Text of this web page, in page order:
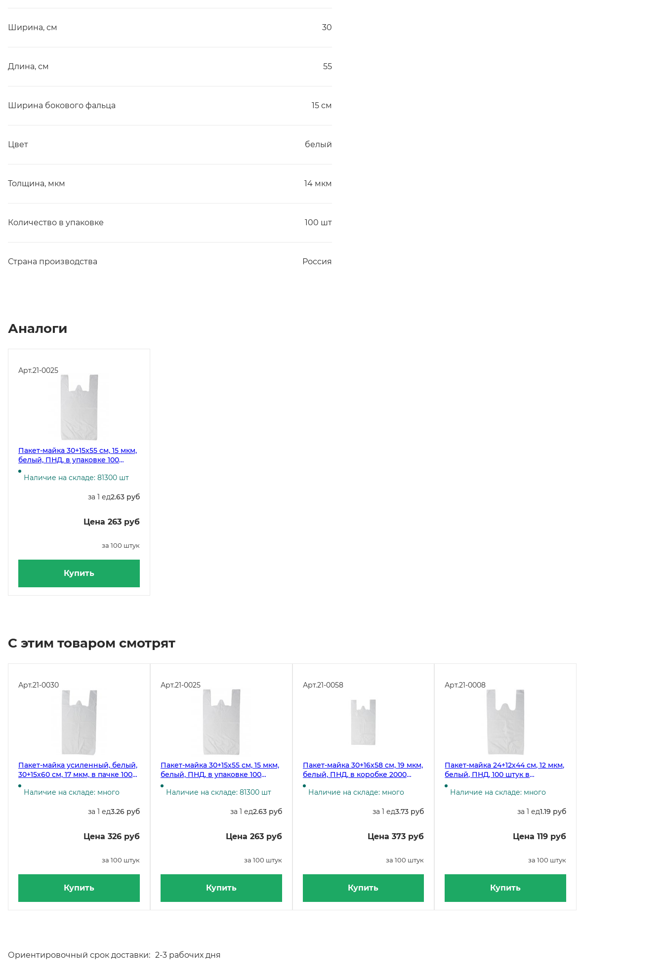
Ширина, см 30
Длина, см 55
Ширина бокового фальца 15 см
Цвет белый
Толщина, мкм 14 мкм
Количество в упаковке 100 шт
Страна производства Россия
Аналоги
Арт.21-0025
Пакет-майка 30+15х55 см, 15 мкм,
белый, ПНД, в упаковке 100
штук, в коробке 3000 штук
Наличие на складе: 81300 шт
за 1 ед2.63 руб
Цена 263 руб
за 100 штук
Купить
С этим товаром смотрят
Арт.21-0030
Пакет-майка усиленный, белый,
30+15х60 см, 17 мкм, в пачке 100
штук
Наличие на складе: много
за 1 ед3.26 руб
Цена 326 руб
за 100 штук
Купить
Арт.21-0025
Пакет-майка 30+15х55 см, 15 мкм,
белый, ПНД, в упаковке 100
штук, в коробке 3000 штук
Наличие на складе: 81300 шт
за 1 ед2.63 руб
Цена 263 руб
за 100 штук
Купить
Арт.21-0058
Пакет-майка 30+16х58 см, 19 мкм,
белый, ПНД, в коробке 2000
штук
Наличие на складе: много
за 1 ед3.73 руб
Цена 373 руб
за 100 штук
Купить
Арт.21-0008
Пакет-майка 24+12х44 см, 12 мкм,
белый, ПНД, 100 штук в
упаковке, в коробке 3000 штук
Наличие на складе: много
за 1 ед1.19 руб
Цена 119 руб
за 100 штук
Купить
Ориентировочный срок доставки: 2-3 рабочих дня